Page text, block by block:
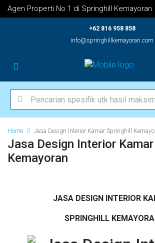
Agen Properti No.1 di Springhill Kemayoran
+62 816 958 858
info@springhillkemayoran.com
Home Jasa Design Interior Kamar Springhill
Jasa Design Interior Kamar
Kemayoran
JASA DESIGN INTERIOR
SPRINGHILL